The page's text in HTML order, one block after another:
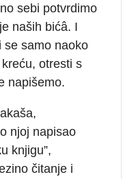
sebi potvrdimo
naših bićâ. I
se samo naoko
otresti s
napišemo.
njoj napisao
knjigu”,
čitanje i